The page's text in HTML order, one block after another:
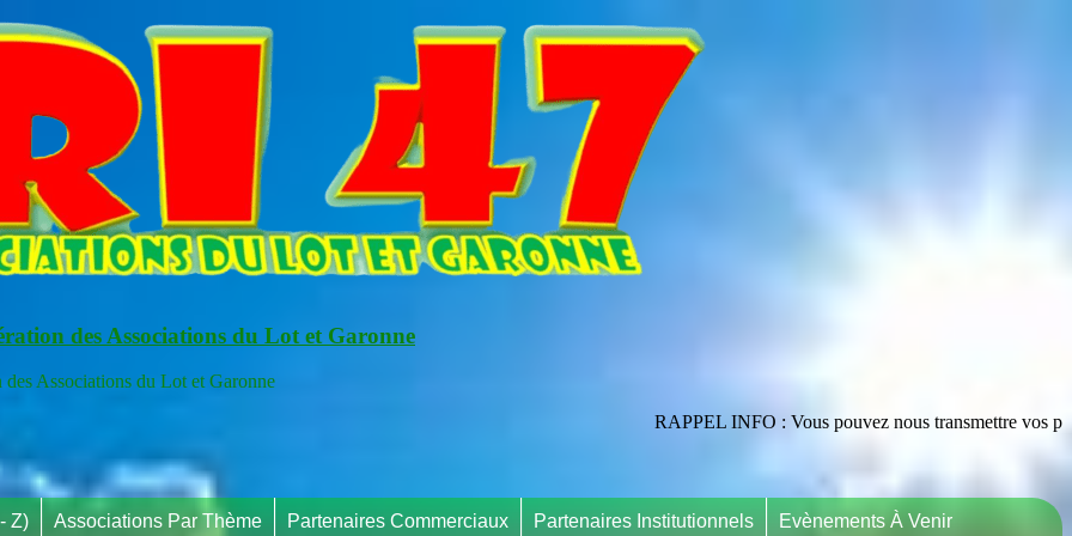
des Associations du Lot et Garonne
Associations du Lot et Garonne
RAPPEL INFO : Vous pouvez nous transmettre vos publications en
Z) Associations Par Thème Partenaires Commerciaux Partenaires Institutionnels Evènements À Venir